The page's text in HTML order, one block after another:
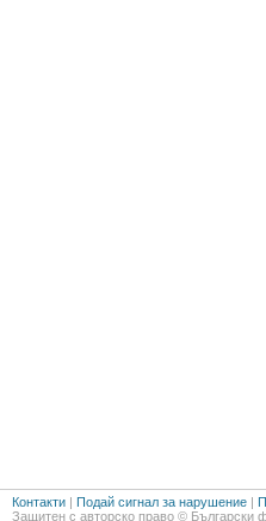
Контакти | Подай сигнал за нарушение |
Защитен с авторско право © Български